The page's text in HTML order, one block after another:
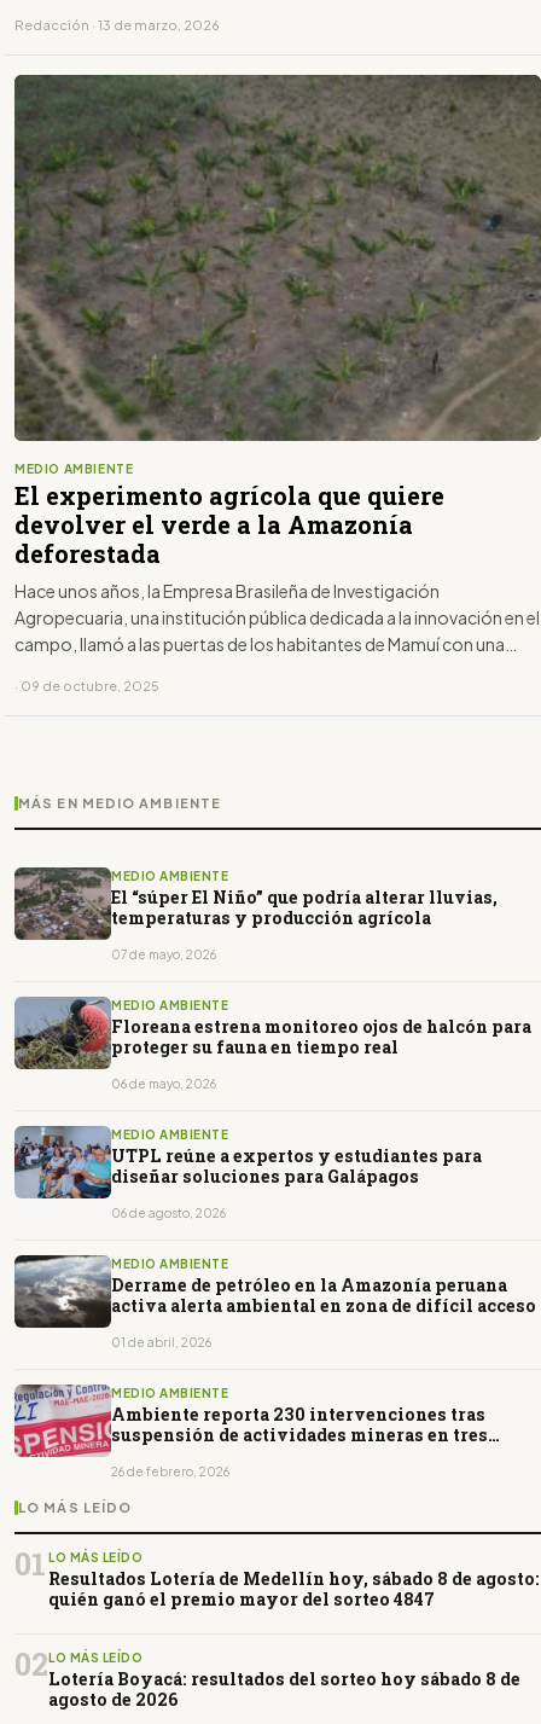
Redacción · 13 de marzo, 2026
MEDIO AMBIENTE
El experimento agrícola que quiere
devolver el verde a la Amazonía
deforestada
Hace unos años, la Empresa Brasileña de Investigación
Agropecuaria, una institución pública dedicada a la innovación en el
campo, llamó a las puertas de los habitantes de Mamuí con una
· 09 de octubre, 2025
MÁS EN MEDIO AMBIENTE
MEDIO AMBIENTE
El “súper El Niño” que podría alterar lluvias,
temperaturas y producción agrícola
07 de mayo, 2026
MEDIO AMBIENTE
Floreana estrena monitoreo ojos de halcón para
proteger su fauna en tiempo real
06 de mayo, 2026
MEDIO AMBIENTE
UTPL reúne a expertos y estudiantes para
diseñar soluciones para Galápagos
06 de agosto, 2026
MEDIO AMBIENTE
Derrame de petróleo en la Amazonía peruana
activa alerta ambiental en zona de difícil acceso
01 de abril, 2026
MEDIO AMBIENTE
Ambiente reporta 230 intervenciones tras
suspensión de actividades mineras en tres
26 de febrero, 2026
LO MÁS LEÍDO
01 LO MÁS LEÍDO
Resultados Lotería de Medellín hoy, sábado 8 de agosto:
quién ganó el premio mayor del sorteo 4847
02LO MÁS LEÍDO
Lotería Boyacá: resultados del sorteo hoy sábado 8 de
agosto de 2026